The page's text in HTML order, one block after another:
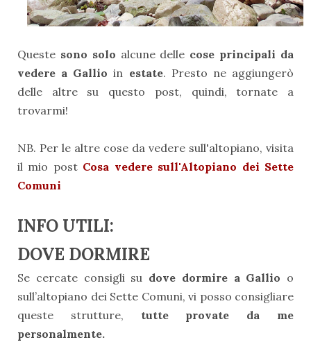
Queste sono solo alcune delle cose principali da
vedere a Gallio in estate. Presto ne aggiungerò
delle altre su questo post, quindi, tornate a
trovarmi!
NB. Per le altre cose da vedere sull'altopiano, visita
il mio post Cosa vedere sull'Altopiano dei Sette
Comuni
INFO UTILI:
DOVE DORMIRE
Se cercate consigli su dove dormire a Gallio o
sull’altopiano dei Sette Comuni, vi posso consigliare
queste strutture, tutte provate da me
personalmente.